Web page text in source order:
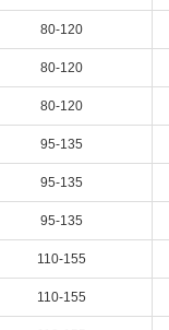
80-120
80-120
80-120
95-135
95-135
95-135
110-155
110-155